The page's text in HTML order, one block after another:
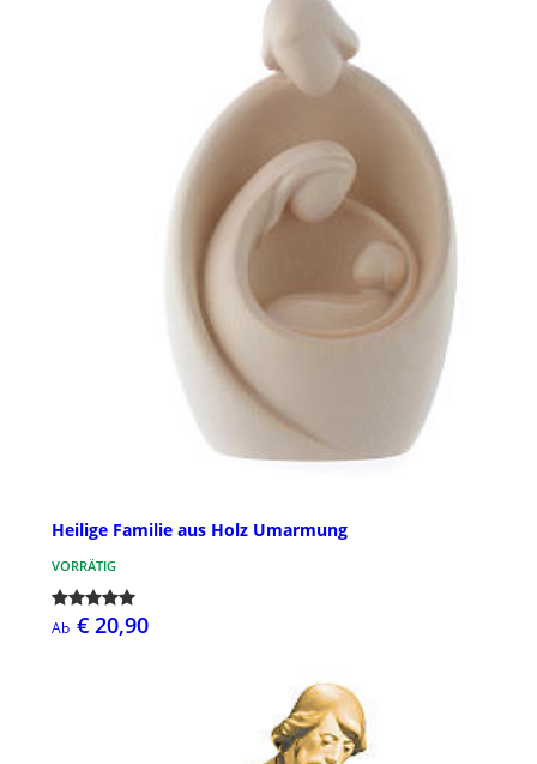
Heilige Familie aus Holz Umarmung
VORRÄTIG
Ab € 20,90